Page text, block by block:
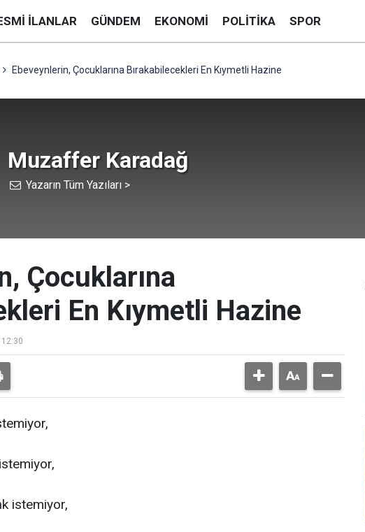
İLANLAR GÜNDEM EKONOMI POLITIKA SPOR
Ebeveynlerin, Çocuklarına Bırakabilecekleri En Kıymetli Hazine
Muzaffer Karadağ
Yazarın Tüm Yazıları >
Çocuklarına
En Kıymetli Hazine
istemiyor,